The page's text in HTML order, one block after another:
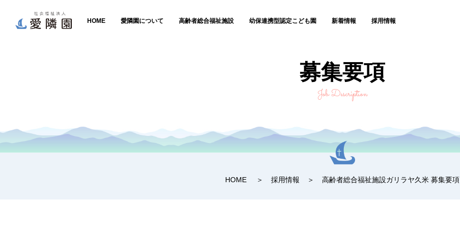
HOME 愛隣園について 高齢者総合福祉施設 幼保連携型認定こども園 新着情報 採用情報
募集要項
Job Description
HOME 採用情報 高齢者総合福祉施設ガリラヤ久米 募集要項